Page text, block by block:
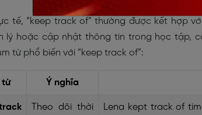
tế, “keep track of” thường được kết hợp
lý hoặc cập nhật thông tin trong học tập,
từ phổ biến với “keep track of”:
từ Ý nghĩa
Theo dõi thời
Lena kept track of